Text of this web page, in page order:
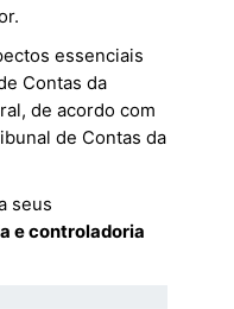
essenciais
Contas da
de acordo com
de Contas da
seus
e controladoria